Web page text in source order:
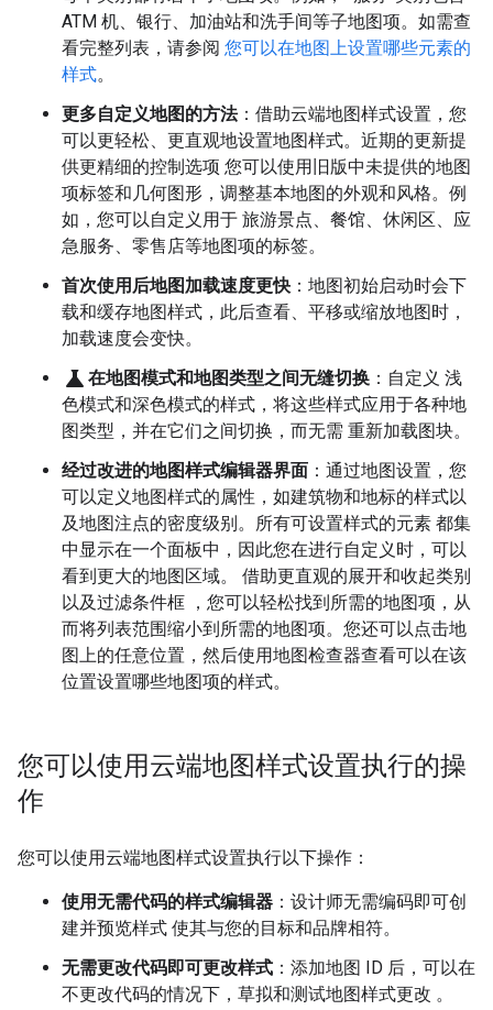
ATM 机、银行、加油站和洗手间等子地图项。如需查
看完整列表，请参阅 您可以在地图上设置哪些元素的
样式。
更多自定义地图的方法：借助云端地图样式设置，您
可以更轻松、更直观地设置地图样式。近期的更新提
供更精细的控制选项 您可以使用旧版中未提供的地图
项标签和几何图形，调整基本地图的外观和风格。例
如，您可以自定义用于 旅游景点、餐馆、休闲区、应
急服务、零售店等地图项的标签。
首次使用后地图加载速度更快 ：地图初始启动时会下
载和缓存地图样式，此后查看、平移或缩放地图时，
加载速度会变快。
science 在地图模式和地图类型之间无缝切换 ：自定义 浅
色模式和深色模式的样式，将这些样式应用于各种地
图类型，并在它们之间切换，而无需 重新加载图块。
经过改进的地图样式编辑器界面 ：通过地图设置，您
可以定义地图样式的属性，如建筑物和地标的样式以
及地图注点的密度级别。所有可设置样式的元素 都集
中显示在一个面板中，因此您在进行自定义时，可以
看到更大的地图区域。 借助更直观的展开和收起类别
以及过滤条件框 ，您可以轻松找到所需的地图项，从
而将列表范围缩小到所需的地图项。您还可以点击地
图上的任意位置，然后使用地图检查器查看可以在该
位置设置哪些地图项的样式。
您可以使用云端地图样式设置执行的操
作
您可以使用云端地图样式设置执行以下操作：
使用无需代码的样式编辑器 ：设计师无需编码即可创
建并预览样式 使其与您的目标和品牌相符。
无需更改代码即可更改样式 ：添加地图 ID 后，可以在
不更改代码的情况下，草拟和测试地图样式更改 。